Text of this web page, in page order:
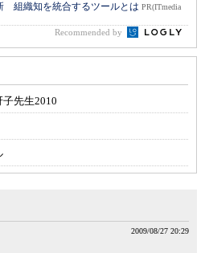
組織知を統合するツールとは PR(ITmedia
Recommended by
先生2010
2009/08/27 20:29